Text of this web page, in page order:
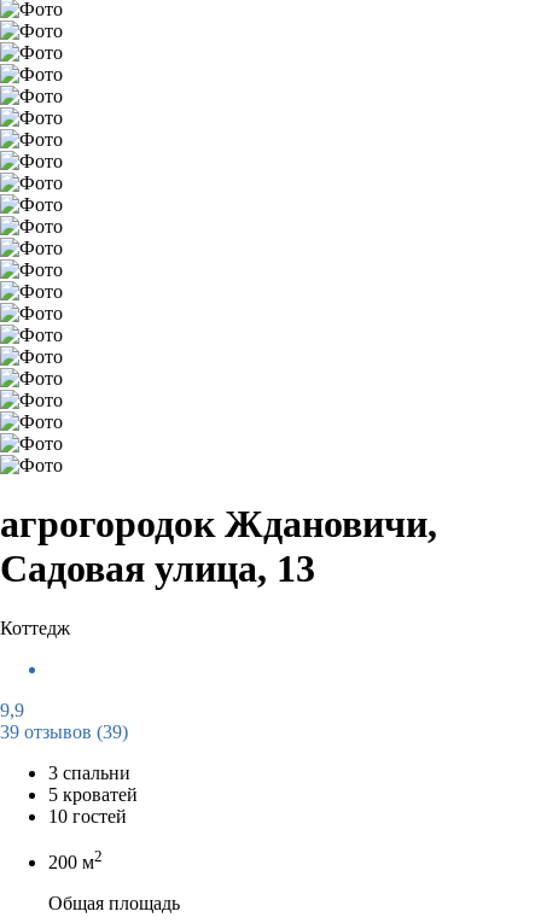
агрогородок Ждановичи,
Садовая улица, 13
Коттедж
9,9
39 отзывов (39)
3 спальни
5 кроватей
10 гостей
200 м2
Общая площадь